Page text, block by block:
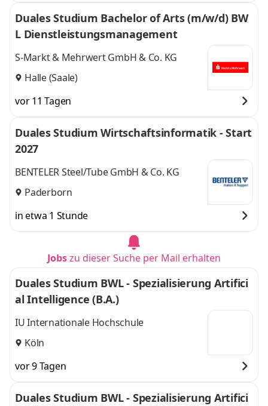
Duales Studium Bachelor of Arts (m/w/d) BW
L Dienstleistungsmanagement
S-Markt & Mehrwert GmbH & Co. KG
Halle (Saale)
vor 11 Tagen
Duales Studium Wirtschaftsinformatik - Start
2027
BENTELER Steel/Tube GmbH & Co. KG
Paderborn
in etwa 1 Stunde
Jobszu dieser Suche per Mail erhalten
Duales Studium BWL - Spezialisierung Artifici
al Intelligence (B.A.)
IU Internationale Hochschule
Köln
vor 9 Tagen
Duales Studium BWL - Spezialisierung Artifici